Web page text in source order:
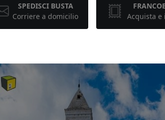
SPEDISCI BUSTA
Corriere a domicilio
Acquista e